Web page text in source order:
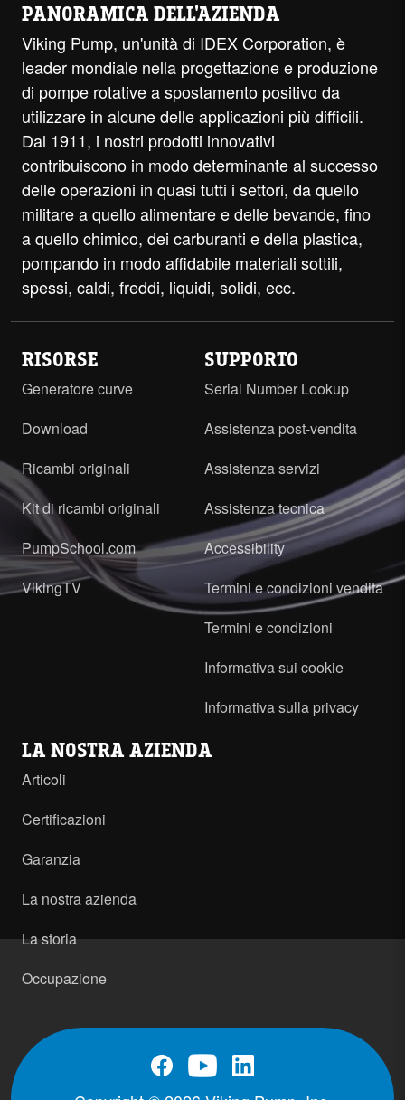
PANORAMICA DELL'AZIENDA
Viking Pump, un'unità di IDEX Corporation, è
leader mondiale nella progettazione e produzione
di pompe rotative a spostamento positivo da
utilizzare in alcune delle applicazioni più difficili.
Dal 1911, i nostri prodotti innovativi
contribuiscono in modo determinante al successo
delle operazioni in quasi tutti i settori, da quello
militare a quello alimentare e delle bevande, fino
a quello chimico, dei carburanti e della plastica,
pompando in modo affidabile materiali sottili,
spessi, caldi, freddi, liquidi, solidi, ecc.
RISORSE
Generatore curve
Download
Ricambi originali
Kit di ricambi originali
PumpSchool.com
VikingTV
SUPPORTO
Serial Number Lookup
Assistenza post-vendita
Assistenza servizi
Assistenza tecnica
Accessibility
Termini e condizioni vendita
Termini e condizioni
Informativa sui cookie
Informativa sulla privacy
LA NOSTRA AZIENDA
Articoli
Certificazioni
Garanzia
La nostra azienda
La storia
Occupazione